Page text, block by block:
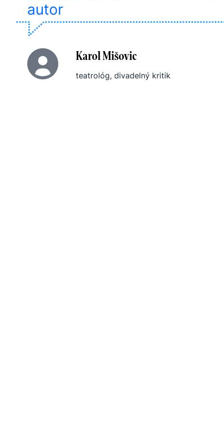
autor
Karol Mišovic
teatrológ, divadelný kritik